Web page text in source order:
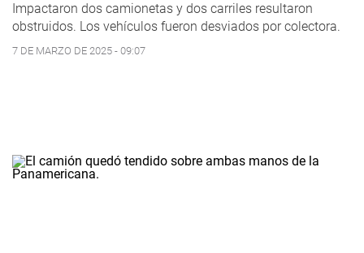
Impactaron dos camionetas y dos carriles resultaron
obstruidos. Los vehículos fueron desviados por colectora.
7 DE MARZO DE 2025 - 09:07